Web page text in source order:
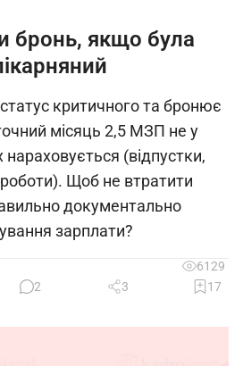
бронь, якщо була
критичного та бронює
місяць 2,5 МЗП не у
нараховується (відпустки,
роботи). Щоб не втратити
документально
зарплати?
6129
2
3 17